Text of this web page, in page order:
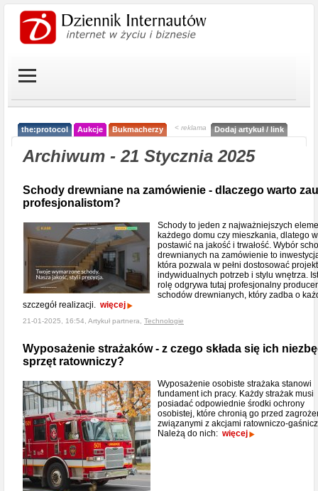
the:protocol Aukcje Bukmacherzy < reklama Dodaj artykuł / link
Archiwum - 21 Stycznia 2025
Schody drewniane na zamówienie - dlaczego warto
profesjonalistom?
Schody to jeden z najważniejszych
każdego domu czy mieszkania, dlatego
postawić na jakość i trwałość. Wybór
drewnianych na zamówienie to
która pozwala w pełni dostosować
indywidualnych potrzeb i stylu wnętrza.
rolę odgrywa tutaj profesjonalny
schodów drewnianych, który zadba o
szczegół realizacji. więcej
21-01-2025, 16:54, Artykuł partnera, Technologie
Wyposażenie strażaków - z czego składa się ich
sprzęt ratowniczy?
Wyposażenie osobiste strażaka stanowi
fundament ich pracy. Każdy strażak musi
posiadać odpowiednie środki ochrony
osobistej, które chronią go przed
związanymi z akcjami ratowniczo-
Należą do nich: więcej